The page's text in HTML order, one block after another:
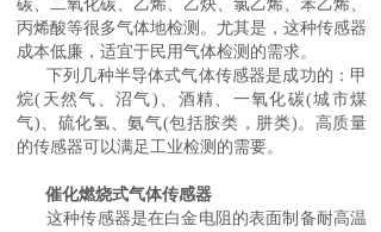
碳、二氧化碳、乙烯、乙炔、氯乙烯、苯乙烯、
丙烯酸等很多气体地检测。尤其是，这种传感器
成本低廉，适宜于民用气体检测的需求。
下列几种半导体式气体传感器是成功的：甲
烷(天然气、沼气)、酒精、一氧化碳(城市煤
气)、硫化氢、氨气(包括胺类，肼类)。高质量
的传感器可以满足工业检测的需要。
催化燃烧式气体传感器‍
这种传感器是在白金电阻的表面制备耐高温